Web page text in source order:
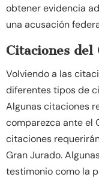
obtener evidencia
una acusación
Citaciones del
Volviendo a las
diferentes tipos de
Algunas citaciones
comparezca ante el
citaciones
Gran Jurado.
testimonio como la